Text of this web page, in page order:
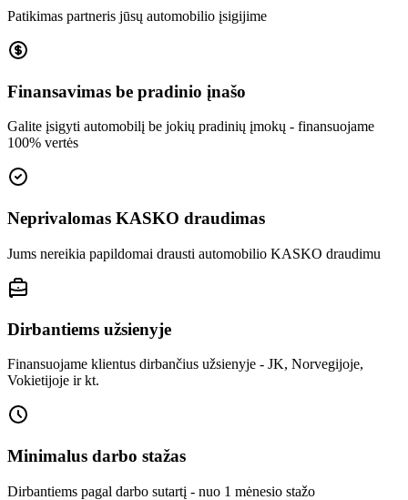
Patikimas partneris jūsų automobilio įsigijime
Finansavimas be pradinio įnašo
Galite įsigyti automobilį be jokių pradinių įmokų - finansuojame
100% vertės
Neprivalomas KASKO draudimas
Jums nereikia papildomai drausti automobilio KASKO draudimu
Dirbantiems užsienyje
Finansuojame klientus dirbančius užsienyje - JK, Norvegijoje,
Vokietijoje ir kt.
Minimalus darbo stažas
Dirbantiems pagal darbo sutartį - nuo 1 mėnesio stažo